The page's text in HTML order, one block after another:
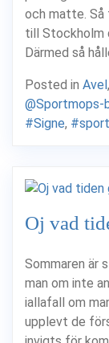
och matte. Så
till Stockholm
Därmed så
Posted in Avel,
@Sportmops-
#Signe,
Oj vad
Sommaren är
man om inte
iallafall om
upplevt de